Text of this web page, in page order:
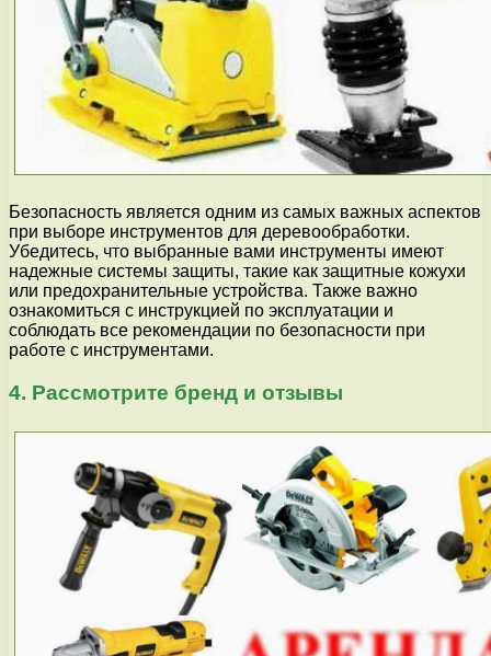
Безопасность является одним из самых важных аспектов
при выборе инструментов для деревообработки.
Убедитесь, что выбранные вами инструменты имеют
надежные системы защиты, такие как защитные кожухи
или предохранительные устройства. Также важно
ознакомиться с инструкцией по эксплуатации и
соблюдать все рекомендации по безопасности при
работе с инструментами.
4. Рассмотрите бренд и отзывы